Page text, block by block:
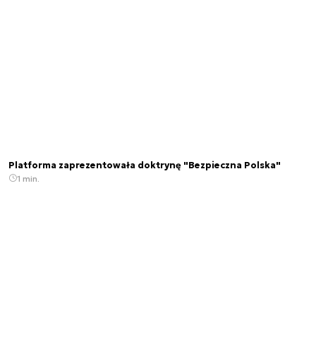
Platforma zaprezentowała doktrynę "Bezpieczna Polska"
1 min.